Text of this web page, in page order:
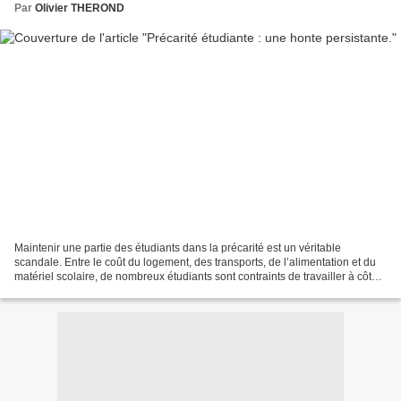
Par Olivier THEROND
Maintenir une partie des étudiants dans la précarité est un véritable
scandale. Entre le coût du logement, des transports, de l’alimentation et du
matériel scolaire, de nombreux étudiants sont contraints de travailler à côté